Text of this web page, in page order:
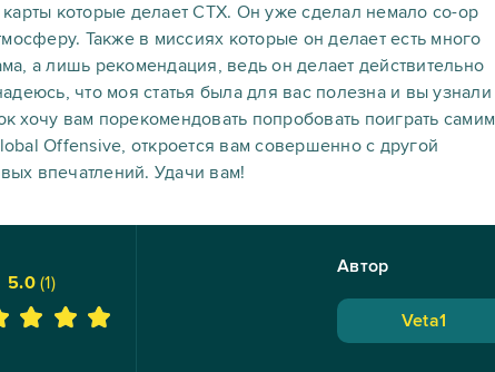
которые делает CTX. Он уже сделал немало co-op
Также в миссиях которые он делает есть много
а лишь рекомендация, ведь он делает действительно
что моя статья была для вас полезна и вы узнали
хочу вам порекомендовать попробовать поиграть самим
Offensive, откроется вам совершенно с другой
впечатлений. Удачи вам!
5.0(1)
Автор
Veta1